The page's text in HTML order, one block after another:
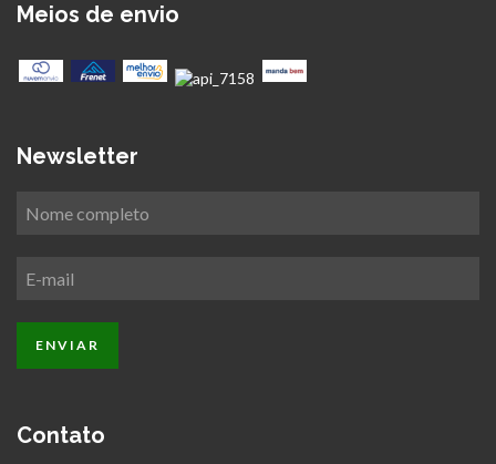
Meios de envio
Newsletter
Contato